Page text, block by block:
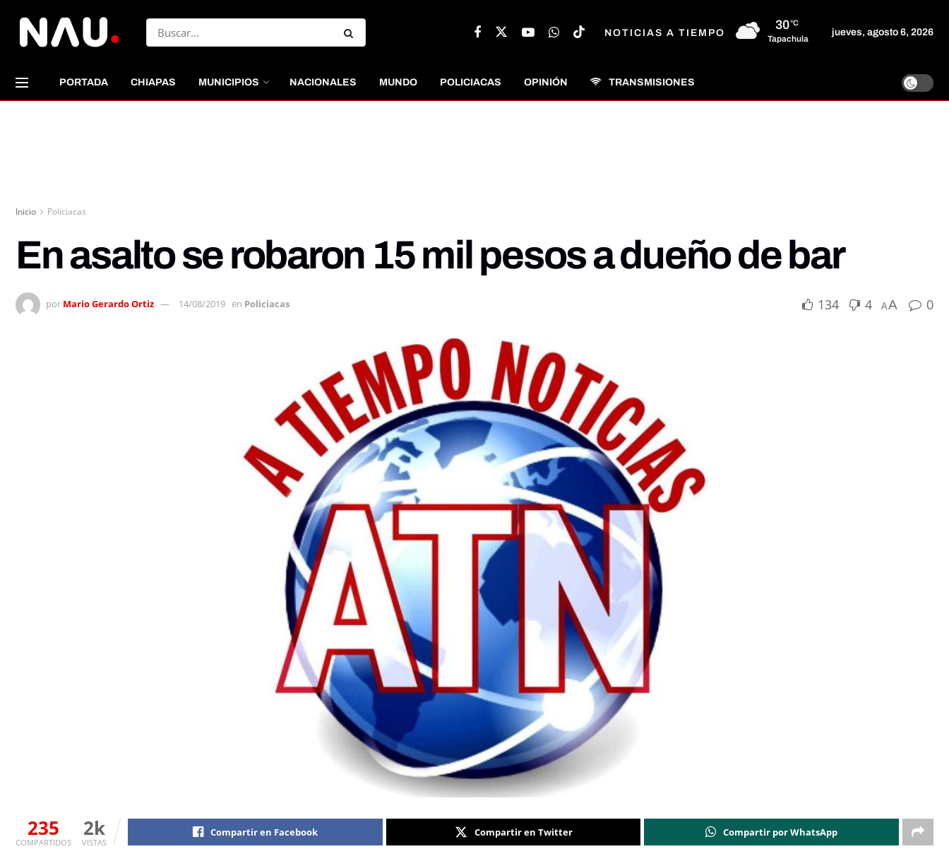
NOTICIAS A TIEMPO
30°C
Tapachula
jueves, agosto 6, 2026
PORTADA CHIAPAS MUNICIPIOS NACIONALES MUNDO POLICIACAS OPINIÓN TRANSMISIONES
Inicio Policiacas
En asalto se robaron 15 mil pesos a dueño de bar
por Mario Gerardo Ortiz 14/08/2019 en Policiacas 134 4 AA 0
235
COMPARTIDOS
2k
VISTAS
Compartir en Facebook Compartir en Twitter Compartir por WhatsApp